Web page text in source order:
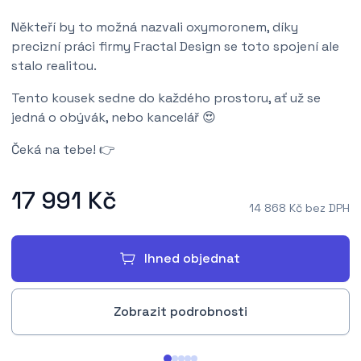
Někteří by to možná nazvali oxymoronem, díky
precizní práci firmy Fractal Design se toto spojení ale
stalo realitou.
Tento kousek sedne do každého prostoru, ať už se
jedná o obývák, nebo kancelář 😍
Čeká na tebe! 👉
17 991 Kč 14 868 Kč bez DPH
Ihned objednat
Zobrazit podrobnosti